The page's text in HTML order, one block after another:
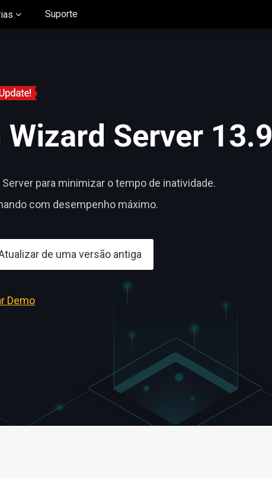
Suporte
Server 13.9
para minimizar o tempo de inatividade.
com desempenho máximo.
de uma versão antiga
Demo